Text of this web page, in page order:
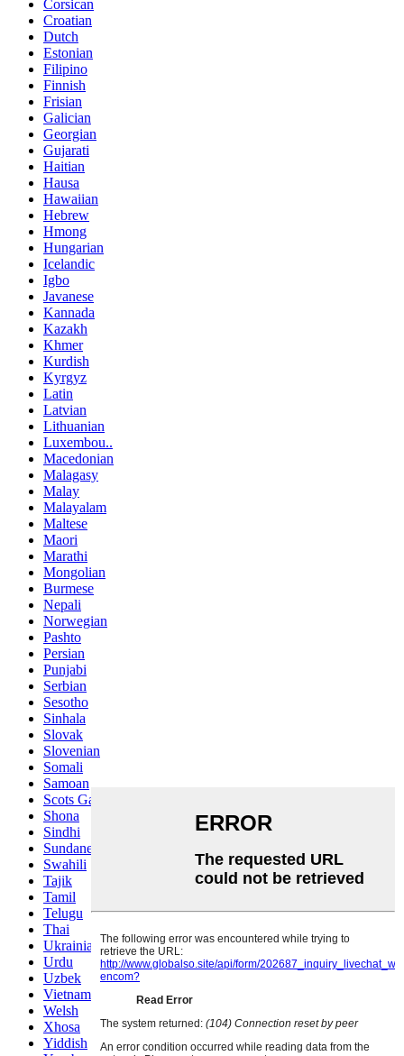
Corsican
Croatian
Dutch
Estonian
Filipino
Finnish
Frisian
Galician
Georgian
Gujarati
Haitian
Hausa
Hawaiian
Hebrew
Hmong
Hungarian
Icelandic
Igbo
Javanese
Kannada
Kazakh
Khmer
Kurdish
Kyrgyz
Latin
Latvian
Lithuanian
Luxembou..
Macedonian
Malagasy
Malay
Malayalam
Maltese
Maori
Marathi
Mongolian
Burmese
Nepali
Norwegian
Pashto
Persian
Punjabi
Serbian
Sesotho
Sinhala
Slovak
Slovenian
Somali
Samoan
Scots Gaelic
Shona
Sindhi
Sundanese
Swahili
Tajik
Tamil
Telugu
Thai
Ukrainian
Urdu
Uzbek
Vietnamese
Welsh
Xhosa
Yiddish